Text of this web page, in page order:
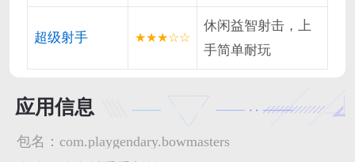
超级射手 ★★★☆☆
休闲益智射击，上
手简单耐玩
应用信息
包名： com.playgendary.bowmasters